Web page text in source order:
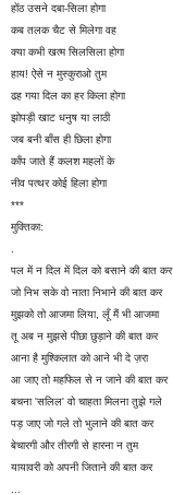
होंठ उसने दबा-सिला होगा
कब तलक चैट से मिलेगा वह
क्या कभी खत्म सिलसिला होगा
हाय! ऐसे न मुस्कुराओ तुम
ढह गया दिल का हर किला होगा
झोपड़ी खाट धनुष या लाठी
जब बनी बाँस ही छिला होगा
काँप जाते हैं कलश महलों के
नीव पत्थर कोई हिला होगा
***
मुक्तिका:
पल में न दिल में दिल को बसाने की बात कर
जो निभ सके वो नाता निभाने की बात कर
मुझको तो आजमा लिया, लूँ मैं भी आजमा
तू अब न मुझसे पीछा छुड़ाने की बात कर
आना है मुश्किलात को आने भी दे ज़रा
आ जाए तो महफिल से न जाने की बात कर
बचना 'सलिल' वो चाहता मिलना तुझे गले
पड़ जाए जो गले तो भुलाने की बात कर
बेचारगी और तीरगी से हारना न तुम
यायावरी को अपनी जिताने की बात कर